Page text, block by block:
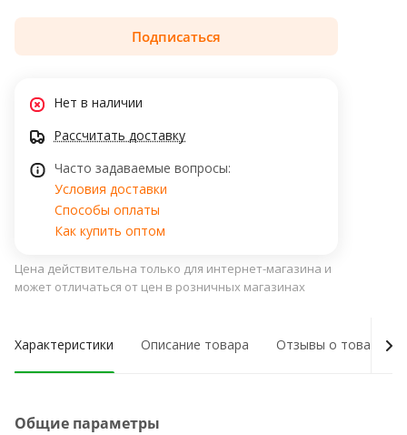
Подписаться
Нет в наличии
Рассчитать доставку
Часто задаваемые вопросы:
Условия доставки
Способы оплаты
Как купить оптом
Цена действительна только для интернет-магазина и
может отличаться от цен в розничных магазинах
Характеристики Описание товара Отзывы о товаре
Общие параметры